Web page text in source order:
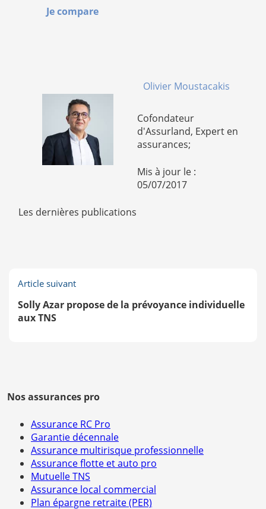
Je compare
Olivier Moustacakis
Cofondateur
d'Assurland, Expert en
assurances;
Mis à jour le :
05/07/2017
Les dernières publications
Article suivant
Solly Azar propose de la prévoyance individuelle
aux TNS
Nos assurances pro
Assurance RC Pro
Garantie décennale
Assurance multirisque professionnelle
Assurance flotte et auto pro
Mutuelle TNS
Assurance local commercial
Plan épargne retraite (PER)